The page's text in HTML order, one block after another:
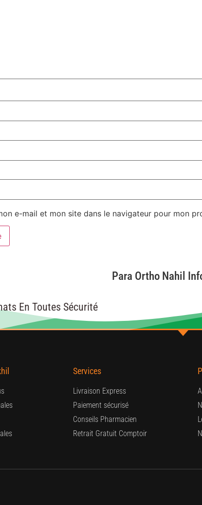
e-mail et mon site dans le navigateur pour mon
Para Ortho Nahil
En Toutes Sécurité
Services
Livraison Express
Paiement sécurisé
Conseils Pharmacien
Retrait Gratuit Comptoir